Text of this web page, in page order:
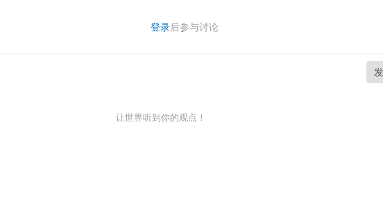
登录后参与讨论
让世界听到你的观点！